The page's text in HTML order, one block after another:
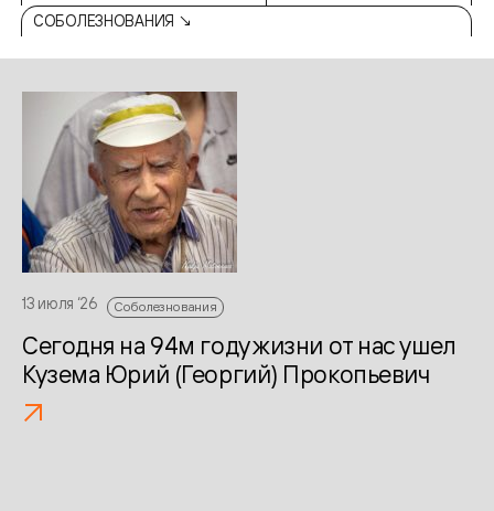
СОБОЛЕЗНОВАНИЯ ↘
13 июля ‘26 Соболезнования
Сегодня на 94м году жизни от нас ушел
Кузема Юрий (Георгий) Прокопьевич